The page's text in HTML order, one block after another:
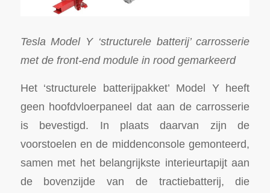
Tesla Model Y ‘structurele batterij’ carrosserie
met de front-end module in rood gemarkeerd
Het ‘structurele batterijpakket’ Model Y heeft
geen hoofdvloerpaneel dat aan de carrosserie
is bevestigd. In plaats daarvan zijn de
voorstoelen en de middenconsole gemonteerd,
samen met het belangrijkste interieurtapijt aan
de bovenzijde van de tractiebatterij, die